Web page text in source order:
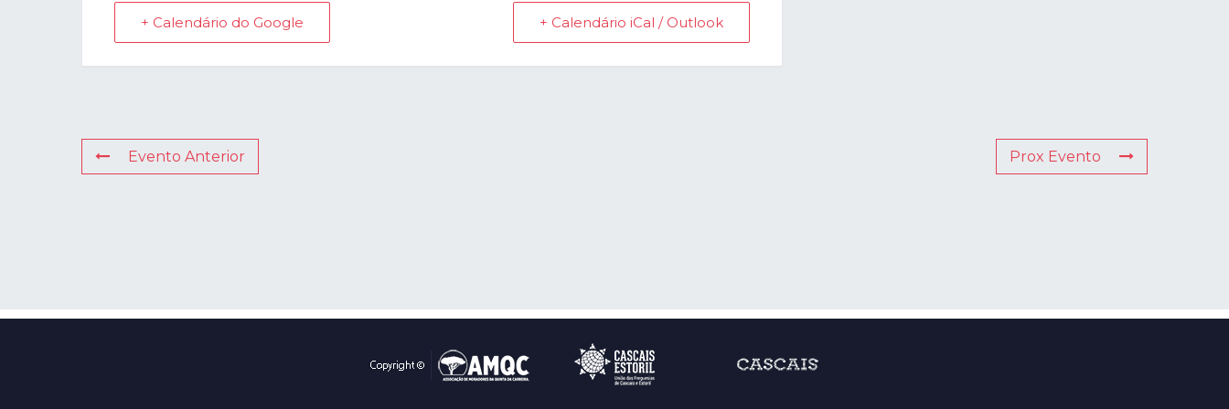
+ Calendário do Google + Calendário iCal / Outlook
Evento Anterior Prox Evento